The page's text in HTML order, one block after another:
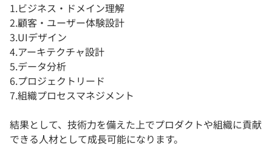
1.ビジネス・ドメイン理解
2.顧客・ユーザー体験設計
3.UIデザイン
4.アーキテクチャ設計
5.データ分析
6.プロジェクトリード
7.組織プロセスマネジメント
結果として、技術力を備えた上でプロダクトや組織に貢献
できる人材として成長可能になります。